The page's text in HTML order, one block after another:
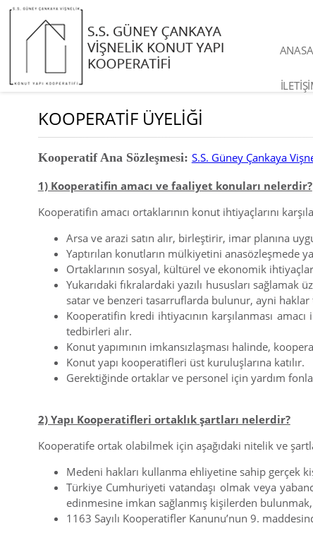
KOOPERATİF ÜYELİĞİ
Kooperatif Ana Sözleşmesi: S.S. Güney Çankaya
1) Kooperatifin amacı ve faaliyet konuları nelerdir?
Kooperatifin amacı ortaklarının konut ihtiyaçlarını
Arsa ve arazi satın alır, birleştirir, imar planına
Yaptırılan konutların mülkiyetini anasözleşmede
Ortaklarının sosyal, kültürel ve ekonomik
Yukarıdaki fıkralardaki yazılı hususları
satar ve benzeri tasarruflarda bulunur, ayni haklar
Kooperatifin kredi ihtiyacının karşılanması
tedbirleri alır.
Konut yapımının imkansızlaşması halinde,
Konut yapı kooperatifleri üst kuruluşlarına katılır.
Gerektiğinde ortaklar ve personel için yardım
2) Yapı Kooperatifleri ortaklık şartları nelerdir?
Kooperatife ortak olabilmek için aşağıdaki nitelik ve
Medeni hakları kullanma ehliyetine sahip gerçek
Türkiye Cumhuriyeti vatandaşı olmak veya
edinmesine imkan sağlanmış kişilerden bulunmak,
1163 Sayılı Kooperatifler Kanunu’nun 9.